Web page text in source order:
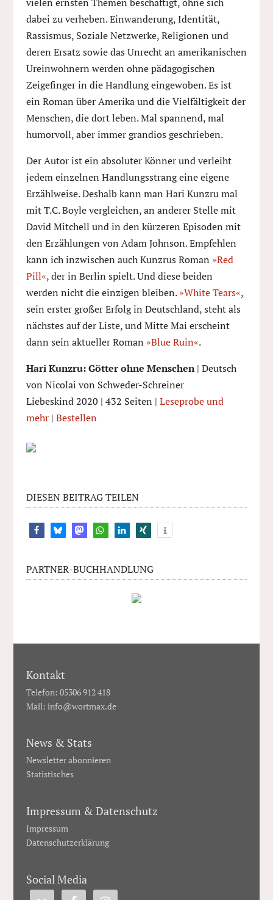
dabei zu verheben. Einwanderung, Identität,
Rassismus, Soziale Netzwerke, Religionen und
deren Ersatz sowie das Unrecht an amerikanischen
Ureinwohnern werden ohne pädagogischen
Zeigefinger in die Handlung eingewoben. Es ist
ein Roman über Amerika und die Vielfältigkeit der
Menschen, die dort leben. Mal spannend, mal
humorvoll, aber immer grandios geschrieben.
Der Autor ist ein absoluter Könner und verleiht
jedem einzelnen Handlungsstrang eine eigene
Erzählweise. Deshalb kann man Hari Kunzru mal
mit T.C. Boyle vergleichen, an anderer Stelle mit
David Mitchell und in den kürzeren Episoden mit
den Erzählungen von Adam Johnson. Empfehlen
kann ich inzwischen auch Kunzrus Roman »Red
Pill«, der in Berlin spielt. Und diese beiden
werden nicht die einzigen bleiben.»White Tears«,
sein erster großer Erfolg in Deutschland, steht als
nächstes auf der Liste, und Mitte Mai erscheint
dann sein aktueller Roman »Blue Ruin«.
Hari Kunzru: Götter ohne Menschen| Deutsch
von Nicolai von Schweder-Schreiner
Liebeskind 2020 | 432 Seiten | Leseprobe und
mehr| Bestellen
DIESEN BEITRAG TEILEN
PARTNER-BUCHHANDLUNG
Kontakt
Telefon: 05306 912 418
Mail: info@wortmax.de
News & Stats
Newsletter abonnieren
Statistisches
Impressum & Datenschutz
Impressum
Datenschutzerklärung
Social Media